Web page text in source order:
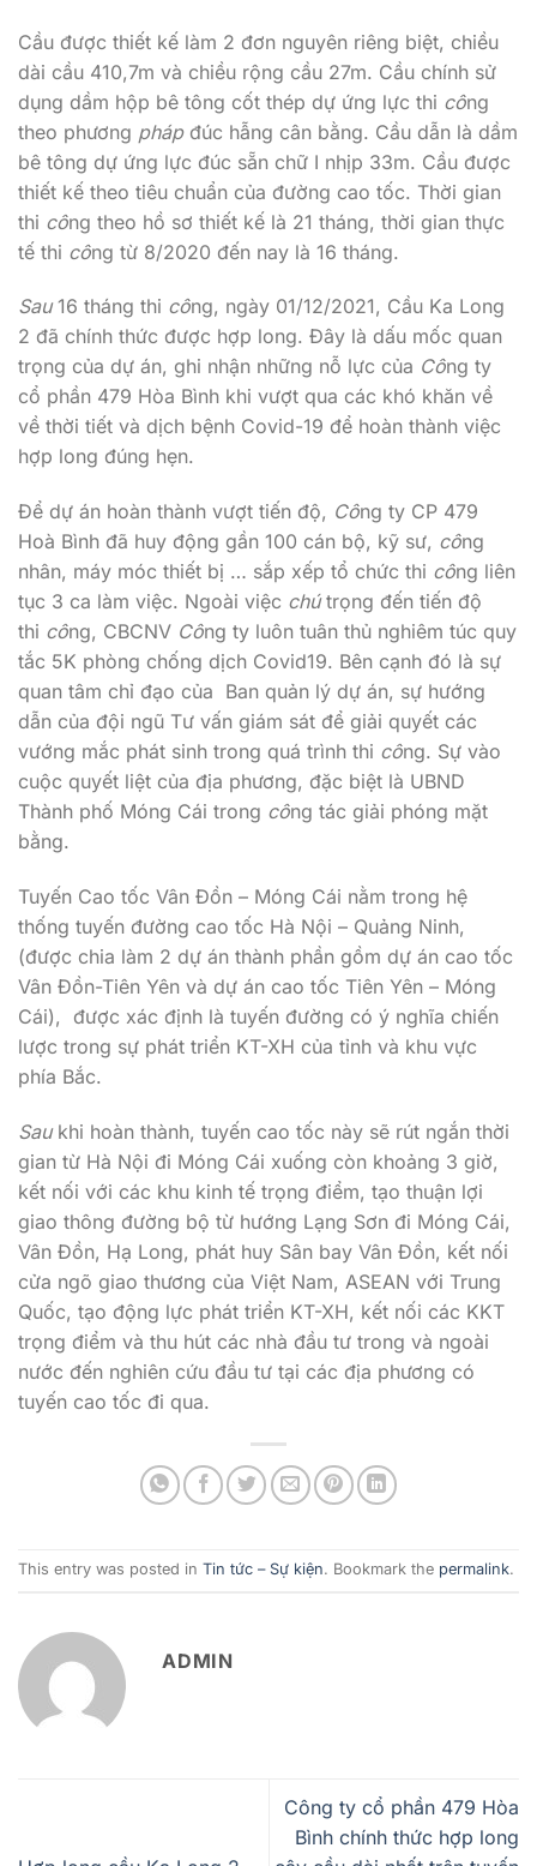
Cầu được thiết kế làm 2 đơn nguyên riêng biệt, chiều
dài cầu 410,7m và chiều rộng cầu 27m. Cầu chính sử
dụng dầm hộp bê tông cốt thép dự ứng lực thi công
theo phương pháp đúc hẫng cân bằng. Cầu dẫn là dầm
bê tông dự ứng lực đúc sẵn chữ I nhịp 33m. Cầu được
thiết kế theo tiêu chuẩn của đường cao tốc. Thời gian
thi công theo hồ sơ thiết kế là 21 tháng, thời gian thực
tế thi công từ 8/2020 đến nay là 16 tháng.
Sau16 tháng thi công, ngày 01/12/2021, Cầu Ka Long
2 đã chính thức được hợp long. Đây là dấu mốc quan
trọng của dự án, ghi nhận những nỗ lực của Công ty
cổ phần 479 Hòa Bình khi vượt qua các khó khăn về
về thời tiết và dịch bệnh Covid-19 để hoàn thành việc
hợp long đúng hẹn.
Để dự án hoàn thành vượt tiến độ, Công ty CP 479
Hoà Bình đã huy động gần 100 cán bộ, kỹ sư, công
nhân, máy móc thiết bị … sắp xếp tổ chức thi công liên
tục 3 ca làm việc. Ngoài việc chútrọng đến tiến độ
thi công, CBCNV Công ty luôn tuân thủ nghiêm túc quy
tắc 5K phòng chống dịch Covid19. Bên cạnh đó là sự
quan tâm chỉ đạo của Ban quản lý dự án, sự hướng
dẫn của đội ngũ Tư vấn giám sát để giải quyết các
vướng mắc phát sinh trong quá trình thi công. Sự vào
cuộc quyết liệt của địa phương, đặc biệt là UBND
Thành phố Móng Cái trong công tác giải phóng mặt
bằng.
Tuyến Cao tốc Vân Đồn – Móng Cái nằm trong hệ
thống tuyến đường cao tốc Hà Nội – Quảng Ninh,
(được chia làm 2 dự án thành phần gồm dự án cao tốc
Vân Đồn-Tiên Yên và dự án cao tốc Tiên Yên – Móng
Cái), được xác định là tuyến đường có ý nghĩa chiến
lược trong sự phát triển KT-XH của tỉnh và khu vực
phía Bắc.
Saukhi hoàn thành, tuyến cao tốc này sẽ rút ngắn thời
gian từ Hà Nội đi Móng Cái xuống còn khoảng 3 giờ,
kết nối với các khu kinh tế trọng điểm, tạo thuận lợi
giao thông đường bộ từ hướng Lạng Sơn đi Móng Cái,
Vân Đồn, Hạ Long, phát huy Sân bay Vân Đồn, kết nối
cửa ngõ giao thương của Việt Nam, ASEAN với Trung
Quốc, tạo động lực phát triển KT-XH, kết nối các KKT
trọng điểm và thu hút các nhà đầu tư trong và ngoài
nước đến nghiên cứu đầu tư tại các địa phương có
tuyến cao tốc đi qua.
This entry was posted in Tin tức – Sự kiện. Bookmark the permalink.
ADMIN
Công ty cổ phần 479 Hòa
Bình chính thức hợp long